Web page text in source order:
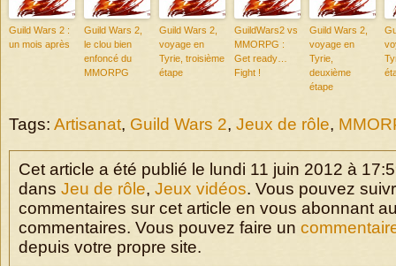
Guild Wars 2 :
un mois après
Guild Wars 2,
le clou bien
enfoncé du
MMORPG
Guild Wars 2,
voyage en
Tyrie, troisième
étape
GuildWars2 vs
MMORPG :
Get ready…
Fight !
Guild Wars 2,
voyage en
Tyrie,
deuxième
étape
Tags: Artisanat, Guild Wars 2, Jeux de rôle,
Cet article a été publié le lundi 11 juin 2012 à
dans Jeu de rôle, Jeux vidéos. Vous pouvez
commentaires sur cet article en vous abonnant
commentaires. Vous pouvez faire un
depuis votre propre site.